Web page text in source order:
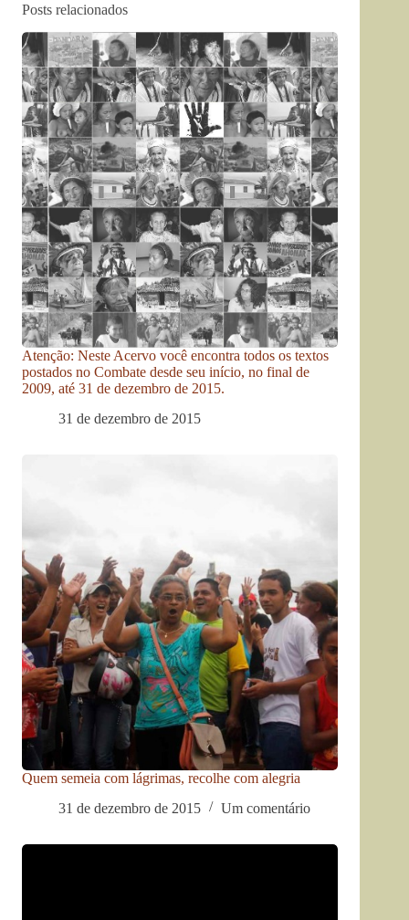
Posts relacionados
Atenção: Neste Acervo você encontra todos os textos
postados no Combate desde seu início, no final de
2009, até 31 de dezembro de 2015.
31 de dezembro de 2015
Quem semeia com lágrimas, recolhe com alegria
31 de dezembro de 2015
Um comentário